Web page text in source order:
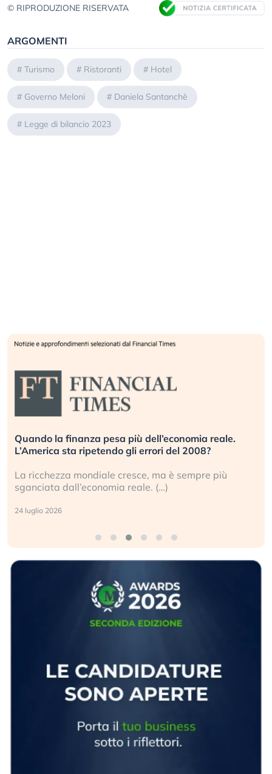
© RIPRODUZIONE RISERVATA
ARGOMENTI
# Turismo # Ristoranti # Hotel
# Governo Meloni # Daniela Santanchè
# Legge di bilancio 2023
Quando la finanza pesa più dell’economia reale.
L’America sta ripetendo gli errori del 2008?
La ricchezza mondiale cresce, ma è sempre più
sganciata dall’economia reale. (…)
24 luglio 2026